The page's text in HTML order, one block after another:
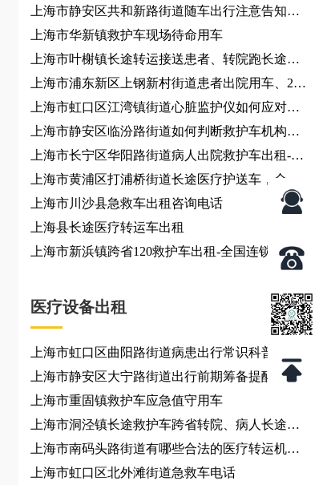
务、个人出行调度
上海市静安区共和新路街道随车出行注意告知咨
询服务
上海市华新镇救护车现场待命用车
上海市叶榭镇长途转运接送患者、转院跑长途、
长途120救护车出租服务
上海市浦东新区上钢新村街道患者出院用车、24
小时服务热线
上海市虹口区江湾镇街道心脏监护仪如何应对复
杂转运环境？120救护车出租服务
上海市静安区临汾路街道如何判断救护车机构是
否正规？救护车转运
上海市长宁区华阳路街道病人出院救护车出租-急
救车出租
上海市黄浦区打浦桥街道长途医疗护送车，全国
各地都有车
上海市川沙县急救车出租咨询电话
上海县长途医疗转运车出租
上海市新浜镇跨省120救护车出租-全国连锁
医疗设备出租
上海市虹口区曲阳路街道病患出行常识科普咨询
服务、城际运力咨询
上海市静安区大宁路街道出行前期筹备提醒咨询
服务
上海市重固镇救护车应急值守用车
上海市洞泾镇长途救护车跨省转院、病人长途转
运非急救转运车租赁
上海市南码头路街道有哪些合法的医疗转运机
构？大小型活动提供车辆
上海市虹口区北外滩街道急救车电话